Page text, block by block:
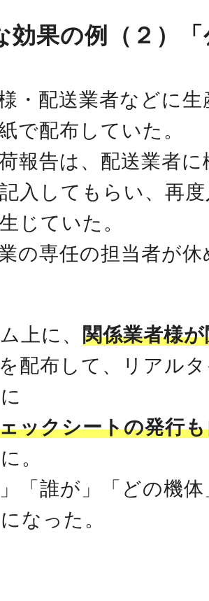
効果の例（２）
・配送業者などに
で配布していた。
荷報告は、配送業者
入してもらい、再
じていた。
業の専任の担当者が
上に、 関係業者様
配布して、リアル
ックシートの発行
。
」「誰が」「どの機
なった。